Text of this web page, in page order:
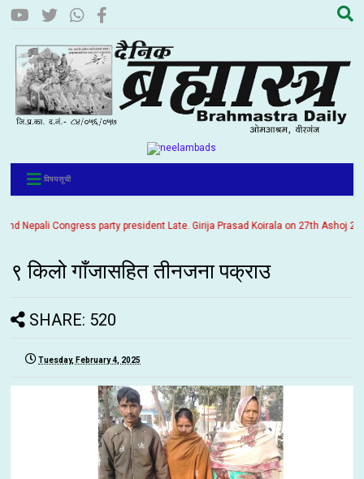
विषयसूची
Congress party president Late. Girija Prasad Koirala on 27th Ashoj
९ किलो गाँजासहित तीनजना पक्राउ
SHARE: 520
Tuesday, February 4, 2025